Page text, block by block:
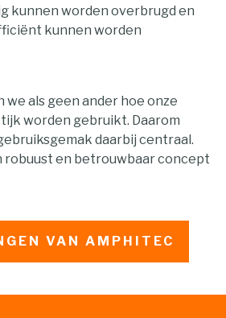
kunnen worden overbrugd en
kunnen worden
we als geen ander hoe onze
worden gebruikt. Daarom
daarbij centraal.
robuust en betrouwbaar concept
VAN AMPHITEC